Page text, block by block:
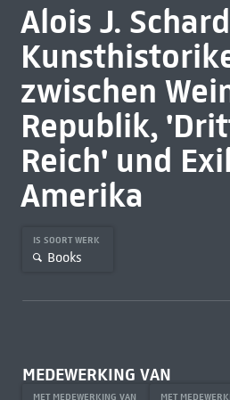
Alois J.
zwischen
Republik,
Reich' und
Amerika
IS SOORT WERK
Books
MEDEWERKING VAN
MET MEDEWERKING VAN MET